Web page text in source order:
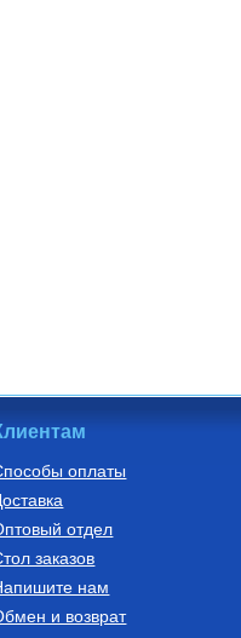
оплаты
отдел
заказов
нам
и возврат